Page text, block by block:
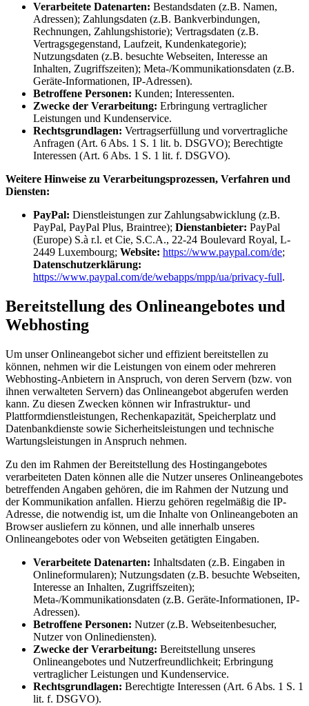
Verarbeitete Datenarten: Bestandsdaten (z.B. Namen,
Adressen); Zahlungsdaten (z.B. Bankverbindungen,
Rechnungen, Zahlungshistorie); Vertragsdaten (z.B.
Vertragsgegenstand, Laufzeit, Kundenkategorie);
Nutzungsdaten (z.B. besuchte Webseiten, Interesse an
Inhalten, Zugriffszeiten); Meta-/Kommunikationsdaten (z.B.
Geräte-Informationen, IP-Adressen).
Betroffene Personen: Kunden; Interessenten.
Zwecke der Verarbeitung: Erbringung vertraglicher
Leistungen und Kundenservice.
Rechtsgrundlagen: Vertragserfüllung und vorvertragliche
Anfragen (Art. 6 Abs. 1 S. 1 lit. b. DSGVO); Berechtigte
Interessen (Art. 6 Abs. 1 S. 1 lit. f. DSGVO).
Weitere Hinweise zu Verarbeitungsprozessen, Verfahren und
Diensten:
PayPal: Dienstleistungen zur Zahlungsabwicklung (z.B.
PayPal, PayPal Plus, Braintree); Dienstanbieter: PayPal
(Europe) S.à r.l. et Cie, S.C.A., 22-24 Boulevard Royal, L-
2449 Luxembourg; Website: https://www.paypal.com/de;
Datenschutzerklärung:
https://www.paypal.com/de/webapps/mpp/ua/privacy-full.
Bereitstellung des Onlineangebotes und
Webhosting
Um unser Onlineangebot sicher und effizient bereitstellen zu
können, nehmen wir die Leistungen von einem oder mehreren
Webhosting-Anbietern in Anspruch, von deren Servern (bzw. von
ihnen verwalteten Servern) das Onlineangebot abgerufen werden
kann. Zu diesen Zwecken können wir Infrastruktur- und
Plattformdienstleistungen, Rechenkapazität, Speicherplatz und
Datenbankdienste sowie Sicherheitsleistungen und technische
Wartungsleistungen in Anspruch nehmen.
Zu den im Rahmen der Bereitstellung des Hostingangebotes
verarbeiteten Daten können alle die Nutzer unseres Onlineangebotes
betreffenden Angaben gehören, die im Rahmen der Nutzung und
der Kommunikation anfallen. Hierzu gehören regelmäßig die IP-
Adresse, die notwendig ist, um die Inhalte von Onlineangeboten an
Browser ausliefern zu können, und alle innerhalb unseres
Onlineangebotes oder von Webseiten getätigten Eingaben.
Verarbeitete Datenarten: Inhaltsdaten (z.B. Eingaben in
Onlineformularen); Nutzungsdaten (z.B. besuchte Webseiten,
Interesse an Inhalten, Zugriffszeiten);
Meta-/Kommunikationsdaten (z.B. Geräte-Informationen, IP-
Adressen).
Betroffene Personen: Nutzer (z.B. Webseitenbesucher,
Nutzer von Onlinediensten).
Zwecke der Verarbeitung: Bereitstellung unseres
Onlineangebotes und Nutzerfreundlichkeit; Erbringung
vertraglicher Leistungen und Kundenservice.
Rechtsgrundlagen: Berechtigte Interessen (Art. 6 Abs. 1 S. 1
lit. f. DSGVO).